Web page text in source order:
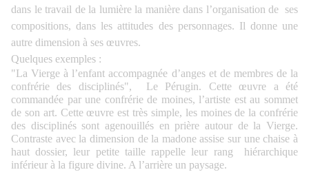
dans le travail de la lumière la manière dans l’organisation de ses
compositions, dans les attitudes des personnages. Il donne une
autre dimension à ses œuvres.
Quelques exemples :
"La Vierge à l’enfant accompagnée d’anges et de membres de la
confrérie des disciplinés", Le Pérugin. Cette œuvre a été
commandée par une confrérie de moines, l’artiste est au sommet
de son art. Cette œuvre est très simple, les moines de la confrérie
des disciplinés sont agenouillés en prière autour de la Vierge.
Contraste avec la dimension de la madone assise sur une chaise à
haut dossier, leur petite taille rappelle leur rang hiérarchique
inférieur à la figure divine. A l’arrière un paysage.